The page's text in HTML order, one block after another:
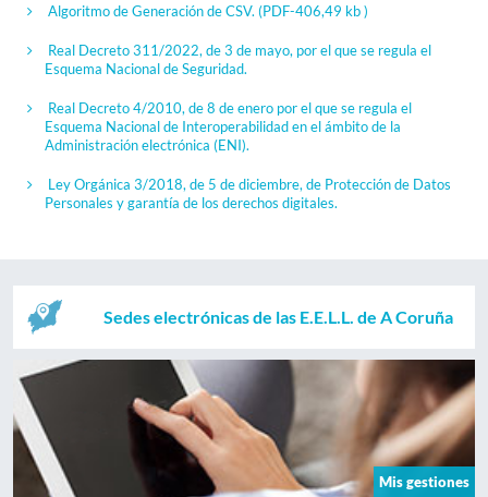
Algoritmo de Generación de CSV. (PDF-406,49 kb )
Real Decreto 311/2022, de 3 de mayo, por el que se regula el
Esquema Nacional de Seguridad.
Real Decreto 4/2010, de 8 de enero por el que se regula el
Esquema Nacional de Interoperabilidad en el ámbito de la
Administración electrónica (ENI).
Ley Orgánica 3/2018, de 5 de diciembre, de Protección de Datos
Personales y garantía de los derechos digitales.
Sedes electrónicas de las E.E.L.L. de A Coruña
Mis gestiones